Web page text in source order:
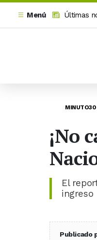
Menú
Últimas
¡No
El
ingreso
Publicado